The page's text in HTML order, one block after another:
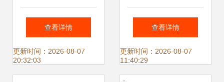
咨询专业服务 数字
化赋能园区转型之
查看详情
更新时间：2026-08-07
20:32:03
化呼叫中心与信息
咨询服务的实战指
查看详情
更新时间：2026-08-07
11:40:29